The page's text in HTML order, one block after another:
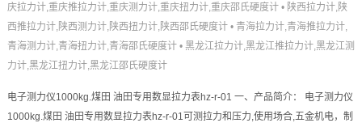
庆拉力计,重庆推拉力计,重庆测力计,重庆扭力计,重庆邵氏硬度计• 陕西拉力计,陕
西推拉力计,陕西测力计,陕西扭力计,陕西邵氏硬度计• 青海拉力计,青海推拉力计,
青海测力计,青海扭力计,青海邵氏硬度计• 黑龙江拉力计,黑龙江推拉力计,黑龙江测
力计,黑龙江扭力计,黑龙江邵氏硬度计
电子测力仪1000kg.煤田 油田专用数显拉力表hz-r-01 一、产品简介： 电子测力仪
1000kg.煤田 油田专用数显拉力表hz-r-01可测拉力和压力,使用场合,五金机电，制